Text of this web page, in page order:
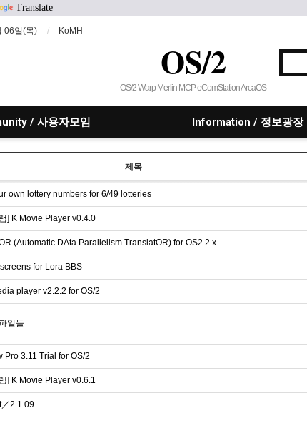
Translate
06일(목) KoMH
OS/2
OS/2 Warp Merlin MCP eComStation ArcaOS
/ 사용자모임 Information / 정보광장
제목
own lottery numbers for 6/49 lotteries
] K Movie Player v0.4.0
(Automatic DAta Parallelism TranslatOR) for OS2 2.x …
for Lora BBS
player v2.2.2 for OS/2
일들
Pro 3.11 Trial for OS/2
] K Movie Player v0.6.1
／2 1.09